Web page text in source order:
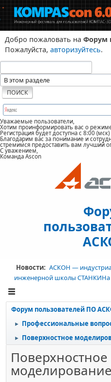
Добро пожаловать на Форум
Пожалуйста, авторизуйтесь.
Уважаемые пользователи,
Хотим проинформировать вас о
Регистрация будет доступна с 8:00
Благодарим вас за понимание и
стремимся предоставить вам лучший
С уважением,
Команда Ascon
Новости: АСКОН —
инженерной школы СТАНКИНа
Форум пользователей ПО
► Профессиональные
► Поверхностное
Поверхностное
моделирование